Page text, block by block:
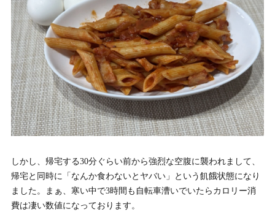
しかし、帰宅する30分ぐらい前から強烈な空腹に襲われまして、
帰宅と同時に「なんか食わないとヤバい」という飢餓状態になり
ました。まぁ、寒い中で3時間も自転車漕いでいたらカロリー消
費は凄い数値になっております。